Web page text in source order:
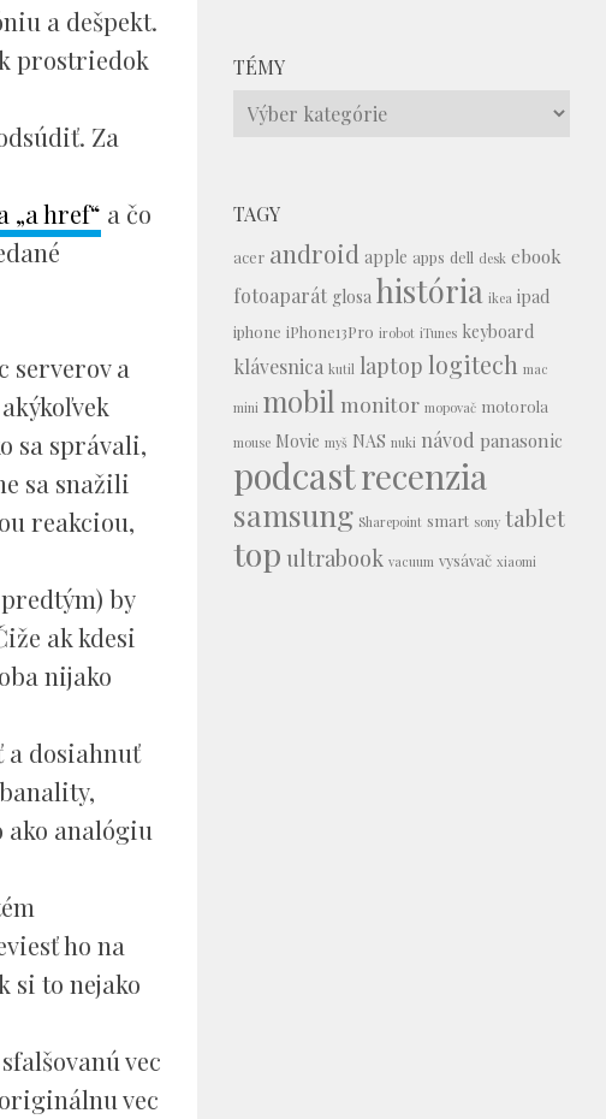
a dešpekt.
prostriedok
Za
„a href“ a čo
serverov a
sa správali,
sa snažili
reakciou,
by
ak kdesi
nijako
a dosiahnuť
ako analógiu
ho na
si to nejako
vec
vec
TÉMY
Témy
TAGY
acer android apple apps dell desk ebook
fotoaparát glosa história ikea ipad
iphone iPhone13Pro irobot iTunes keyboard
klávesnica kutil laptop logitech mac
mini mobil monitor mopovač motorola
mouse Movie myš NAS nuki návod panasonic
podcastrecenzia
samsung Sharepoint smart sony tablet
top ultrabook vacuum vysávač xiaomi